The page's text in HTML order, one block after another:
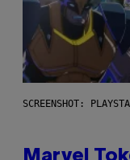
SCREENSHOT: